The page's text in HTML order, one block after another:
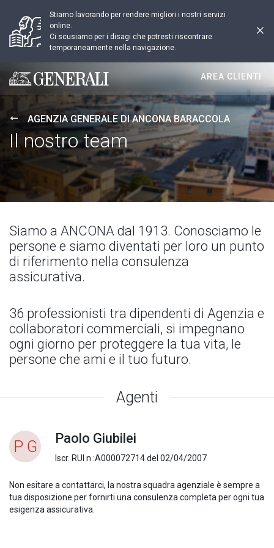
Stiamo lavorando per rendere migliori i nostri servizi
online.
Ci scusiamo per i disagi che potresti riscontrare
temporaneamente nella navigazione.
Generali logo
AREA CLIENTI
AGENZIA GENERALE DI ANCONA BARACCOLA
Il nostro team
Siamo a ANCONA dal 1913. Conosciamo le
persone e siamo diventati per loro un punto
di riferimento nella consulenza
assicurativa.
36 professionisti tra dipendenti di Agenzia e
collaboratori commerciali, si impegnano
ogni giorno per proteggere la tua vita, le
persone che ami e il tuo futuro.
Agenti
P G Paolo Giubilei
Iscr. RUI n.:A000072714 del 02/04/2007
Non esitare a contattarci, la nostra squadra agenziale è sempre a
tua disposizione per fornirti una consulenza completa per ogni tua
esigenza assicurativa.